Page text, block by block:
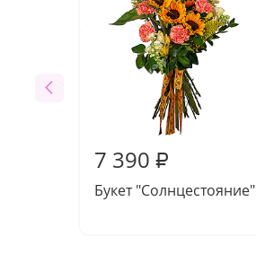
7 390 ₽
Букет "Солнцестояние"